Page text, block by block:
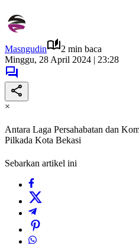
Masngudin
2 min baca
Minggu, 28 April 2024 | 23:28
×
Antara Laga Persahabatan dan
Pilkada Kota Bekasi
Sebarkan artikel ini